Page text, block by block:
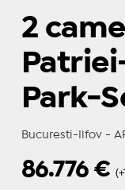
2
Park-
Bucuresti-Ilfov -
86.776€